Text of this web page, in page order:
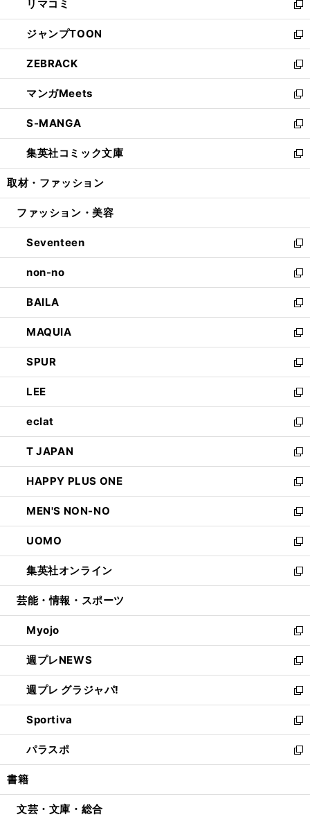
で
開
く
ド
ウ
で
開
く
ィ
ン
ド
ウ
で
開
く
い
ウ
ィ
ン
ド
ウ
で
開
く
リマコミ
新
し
い
ウ
ィ
ン
ド
ウ
で
開
く
ジャンプTOON
新
し
い
ウ
ィ
ン
ド
ウ
で
開
ZEBRACK
新
し
い
ウ
ィ
ン
ド
ウ
開
マンガMeets
新
し
い
ウ
ィ
ン
ウ
開
く
S-MANGA
新
し
い
ウ
ン
ウ
で
開
く
集英社コミック文庫
新
し
ウ
ン
ド
ウ
で
開
く
取材・ファッション
ファッション・美容
Seventeen
新
し
い
ウ
ィ
ン
ド
ウ
で
開
く
non-no
新
し
い
ウ
ィ
ン
ド
ウ
で
開
く
BAILA
新
し
い
ウ
ィ
ン
ド
ウ
で
開
く
MAQUIA
新
し
い
ウ
ィ
ン
ド
ウ
で
開
く
SPUR
新
し
い
ウ
ィ
ン
ド
ウ
で
開
く
LEE
新
し
い
ウ
ィ
ン
ド
ウ
で
開
く
eclat
新
し
い
ウ
ィ
ン
ド
ウ
で
開
く
T JAPAN
新
し
い
ウ
ィ
ン
ド
ウ
で
開
HAPPY PLUS ONE
新
し
い
ウ
ィ
ン
ド
ウ
開
く
MEN'S NON-NO
新
し
い
ウ
ィ
ン
ウ
で
開
く
UOMO
新
し
い
ウ
ン
ド
ウ
で
開
く
集英社オンライン
新
し
ウ
ィ
ン
ド
ウ
で
開
く
芸能・情報・スポーツ
Myojo
新
し
い
ウ
ィ
ン
ド
ウ
で
開
週プレNEWS
新
し
い
ウ
ィ
ン
ド
ウ
開
週プレ グラジャパ!
新
し
い
ウ
ィ
ン
ウ
Sportiva
新
し
い
ウ
ン
パラスポ
新
し
ウ
書籍
文芸・文庫・総合